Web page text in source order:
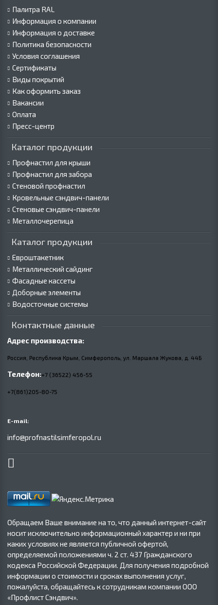
Палитра RAL
Информация о компании
Информация о доставке
Политика безопасности
Условия соглашения
Сертификаты
Виды покрытий
Как оформить заказ
Вакансии
Оплата
Пресс-центр
Каталог продукции
Профнастил для крыши
Профнастил для забора
Стеновой профнастил
Кровельные сэндвич-панели
Стеновые сэндвич-панели
Металлочерепица
Каталог продукции
Евроштакетник
Металлический сайдинг
Фасадные кассеты
Доборные элементы
Водосточные системы
Контактные данные
Адрес производства:
Россия, Республика Крым, Симферополь, ул. Маршала Жукова, д. 44Б
Телефон:+7 (36522) 456-55
+7(861)205-80-75
E-mail:
info@profnastilsimferopol.ru
Обращаем Ваше внимание на то, что данный интернет-сайт
носит исключительно информационный характер и ни при
каких условиях не является публичной офертой,
определяемой положениями ч. 2 ст. 437 Гражданского
кодекса Российской Федерации. Для получения подробной
информации о стоимости и сроках выполнения услуг,
пожалуйста, обращайтесь к сотрудникам компании ООО
«Профлист Сэндвич».